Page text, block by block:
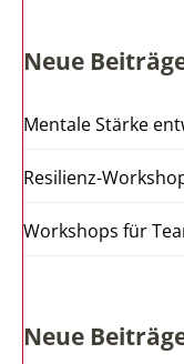
Neue
Mentale Stärke
Resilienz-
Workshops für
Neue